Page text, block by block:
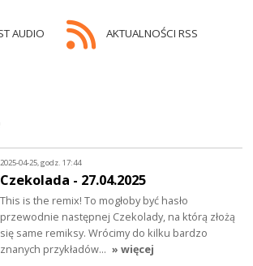
AUDIO AKTUALNOŚCI RSS
2025-04-25, godz. 17:44
Czekolada - 27.04.2025
This is the remix! To mogłoby być hasło
przewodnie następnej Czekolady, na którą złożą
się same remiksy. Wrócimy do kilku bardzo
znanych przykładów… » więcej